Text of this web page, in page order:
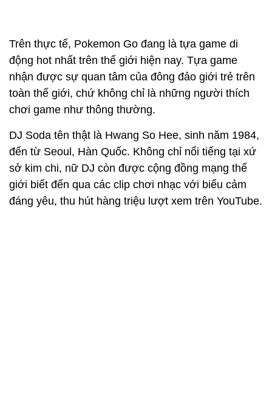
Trên thực tế, Pokemon Go đang là tựa game di
động hot nhất trên thế giới hiện nay. Tựa game
nhận được sự quan tâm của đông đảo giới trẻ trên
toàn thế giới, chứ không chỉ là những người thích
chơi game như thông thường.
DJ Soda tên thật là Hwang So Hee, sinh năm 1984,
đến từ Seoul, Hàn Quốc. Không chỉ nổi tiếng tại xứ
sở kim chi, nữ DJ còn được cộng đồng mạng thế
giới biết đến qua các clip chơi nhạc với biểu cảm
đáng yêu, thu hút hàng triệu lượt xem trên YouTube.